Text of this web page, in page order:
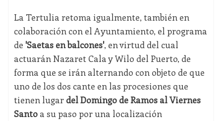
La Tertulia retoma igualmente, también en
colaboración con el Ayuntamiento, el programa
de 'Saetas en balcones', en virtud del cual
actuarán Nazaret Cala y Wilo del Puerto, de
forma que se irán alternando con objeto de que
uno de los dos cante en las procesiones que
tienen lugar del Domingo de Ramos al Viernes
Santoa su paso por una localización